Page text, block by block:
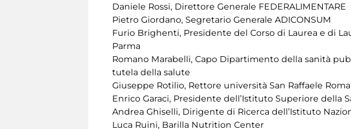
Daniele Rossi, Direttore Generale FEDERALIMENTARE
Pietro Giordano, Segretario Generale ADICONSUM
Furio Brighenti, Presidente del Corso di Laurea e di
Parma
Romano Marabelli, Capo Dipartimento della sanità
tutela della salute
Giuseppe Rotilio, Rettore università San Raffaele
Enrico Garaci, Presidente dell’Istituto Superiore della
Andrea Ghiselli, Dirigente di Ricerca dell’Istituto
Luca Ruini, Barilla Nutrition Center